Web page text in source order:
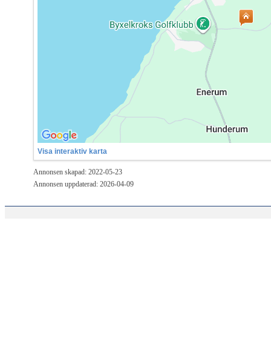
Visa interaktiv karta
Annonsen skapad: 2022-05-23
Annonsen uppdaterad: 2026-04-09